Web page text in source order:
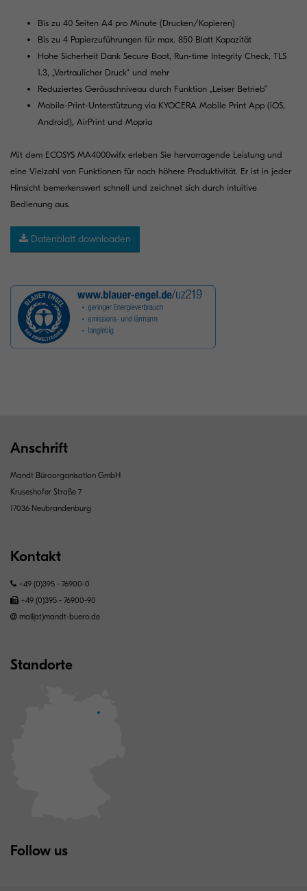
Bis zu 40 Seiten A4 pro Minute (Drucken/Kopieren)
Bis zu 4 Papierzuführungen für max. 850 Blatt Kapazität
Hohe Sicherheit Dank Secure Boot, Run-time Integrity Check, TLS
1.3, „Vertraulicher Druck“ und mehr
Reduziertes Geräuschniveau durch Funktion „Leiser Betrieb“
Mobile-Print-Unterstützung via KYOCERA Mobile Print App (iOS,
Android), AirPrint und Mopria
Mit dem ECOSYS MA4000wifx erleben Sie hervorragende Leistung und
eine Vielzahl von Funktionen für noch höhere Produktivität. Er ist in jeder
Hinsicht bemerkenswert schnell und zeichnet sich durch intuitive
Bedienung aus.
Datenblatt downloaden
Anschrift
Mandt Büroorganisation GmbH
Kruseshofer Straße 7
17036 Neubrandenburg
Kontakt
+49 (0)395 - 76900-0
+49 (0)395 - 76900-90
mail(at)mandt-buero.de
Standorte
Follow us